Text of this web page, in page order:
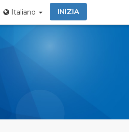
Italiano INIZIA